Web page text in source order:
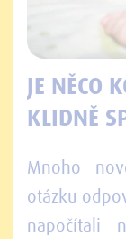
JE NĚCO
KLIDNĚ
Mnoho
otázku
napočítali